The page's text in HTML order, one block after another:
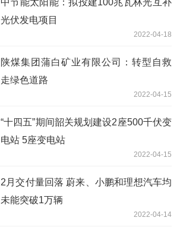
中节能太阳能：拟投建100兆瓦林光互补
光伏发电项目
2022-04-18
陕煤集团蒲白矿业有限公司：转型自救
走绿色道路
2022-04-15
“十四五”期间韶关规划建设2座500千伏变
电站 5座变电站
2022-04-15
2月交付量回落 蔚来、小鹏和理想汽车均
未能突破1万辆
2022-04-14